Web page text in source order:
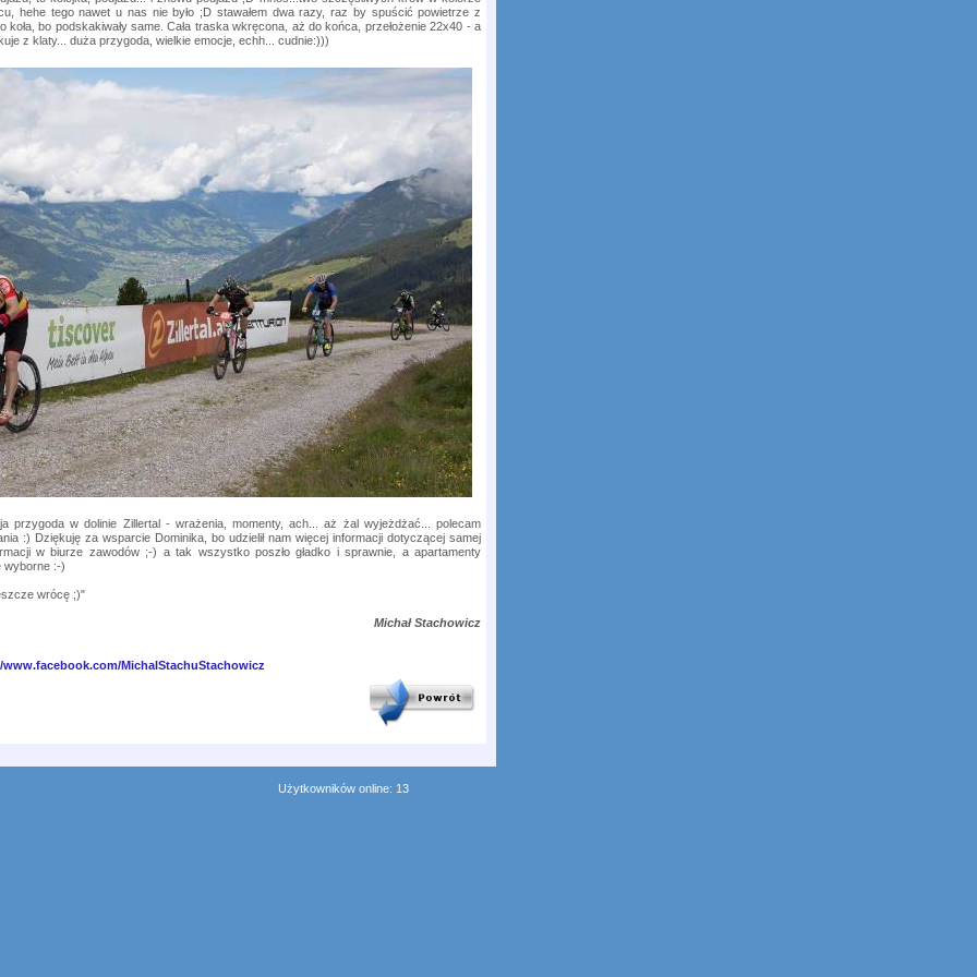
hehe tego nawet u nas nie było ;D stawałem dwa razy, raz by spuścić powietrze z
koła, bo podskakiwały same. Cała traska wkręcona, aż do końca, przełożenie 22x40 - a
z klaty... duża przygoda, wielkie emocje, echh... cudnie:)))
przygoda w dolinie Zillertal - wrażenia, momenty, ach... aż żal wyjeżdżać... polecam
:) Dziękuję za wsparcie Dominika, bo udzielił nam więcej informacji dotyczącej samej
w biurze zawodów ;-) a tak wszystko poszło gładko i sprawnie, a apartamenty
wyborne :-)
wrócę ;)"
Michał Stachowicz
MichalStachuStachowicz
Użytkowników online: 13